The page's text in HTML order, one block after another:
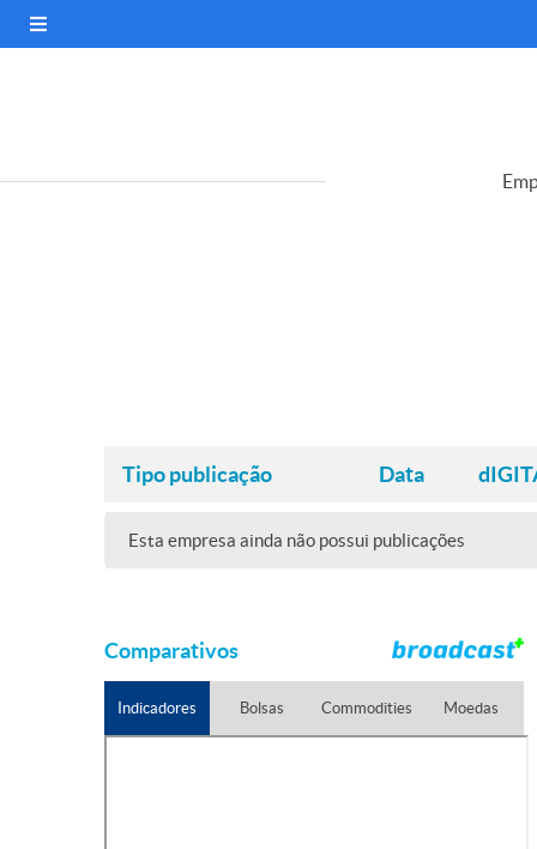
Tipo publicação Data
Esta empresa ainda não possui publicações
Comparativos
Indicadores Bolsas Commodities Moedas